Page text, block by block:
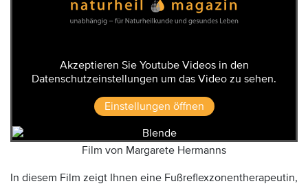
Akzeptieren Sie Youtube Videos in den
Datenschutzeinstellungen um das Video zu sehen.
Einstellungen öffnen
Film von Margarete Hermanns
In diesem Film zeigt Ihnen eine Fußreflexzonentherapeutin,